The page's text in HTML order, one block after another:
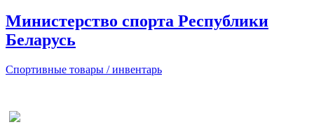
Министерство спорта Республики
Беларусь
Спортивные товары / инвентарь